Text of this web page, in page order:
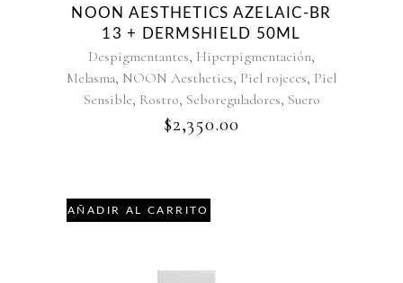
NOON AESTHETICS AZELAIC-BR
13 + DERMSHIELD 50ML
Despigmentantes, Hiperpigmentación,
Melasma, NOON Aesthetics, Piel rojeces, Piel
Sensible, Rostro, Seboreguladores, Suero
$2,350.00
AÑADIR AL CARRITO